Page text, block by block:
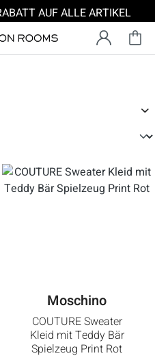
AUF ALLE ARTIKEL
Moschino
COUTURE Sweater
Kleid mit Teddy Bär
Spielzeug Print Rot